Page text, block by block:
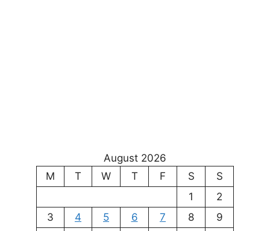
August 2026
M
T W T F S
S
1
2
3
4 5 6 7 8
9